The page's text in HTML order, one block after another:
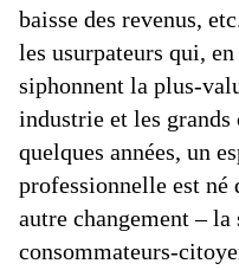
baisse des revenus,
les usurpateurs qui,
siphonnent la plus-
industrie et les grands
quelques années, un
professionnelle est né
autre changement – la
consommateurs-